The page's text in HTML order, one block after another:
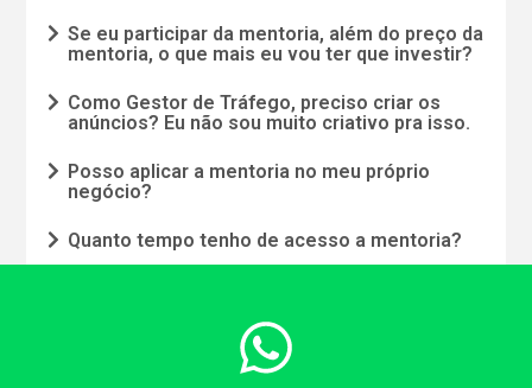
Se eu participar da mentoria, além do preço da
mentoria, o que mais eu vou ter que investir?
Como Gestor de Tráfego, preciso criar os
anúncios? Eu não sou muito criativo pra isso.
Posso aplicar a mentoria no meu próprio
negócio?
Quanto tempo tenho de acesso a mentoria?